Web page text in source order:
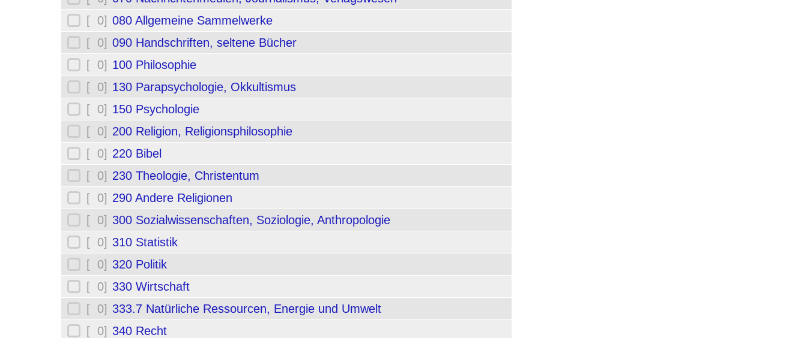
[ 0] 080 Allgemeine Sammelwerke
[ 0] 090 Handschriften, seltene Bücher
[ 0] 100 Philosophie
[ 0] 130 Parapsychologie, Okkultismus
[ 0] 150 Psychologie
[ 0] 200 Religion, Religionsphilosophie
[ 0] 220 Bibel
[ 0] 230 Theologie, Christentum
[ 0] 290 Andere Religionen
[ 0] 300 Sozialwissenschaften, Soziologie, Anthropologie
[ 0] 310 Statistik
[ 0] 320 Politik
[ 0] 330 Wirtschaft
[ 0] 333.7 Natürliche Ressourcen, Energie und Umwelt
[ 0] 340 Recht